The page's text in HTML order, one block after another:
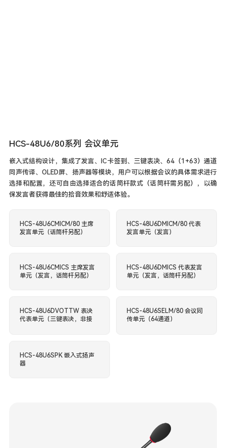
HCS-48U6/80系列 会议单元
嵌入式结构设计，集成了发言、IC卡签到、三键表决、64（1+63）通道
同声传译、OLED屏、扬声器等模块，用户可以根据会议的具体需求进行
选择和配置，还可自由选择适合的话筒杆款式（话筒杆需另配），以确
保发言者获得最佳的拾音效果和舒适体验。
HCS-48U6CMICM/80 主席
发言单元（话筒杆另配）
HCS-48U6DMICM/80 代表
发言单元（发言）
HCS-48U6CMICS 主席发言
单元（发言，话筒杆另配）
HCS-48U6DMICS 代表发言
单元（发言，话筒杆另配）
HCS-48U6DVOTTW 表决
代表单元（三键表决，非接
HCS-48U6SELM/80 会议同
传单元（64通道）
HCS-48U6SPK 嵌入式扬声
器